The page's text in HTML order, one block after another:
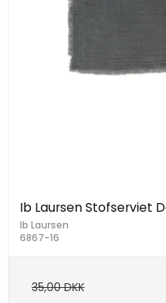
Ib Laursen Stofserviet
Ib Laursen
6867-16
35,00 DKK